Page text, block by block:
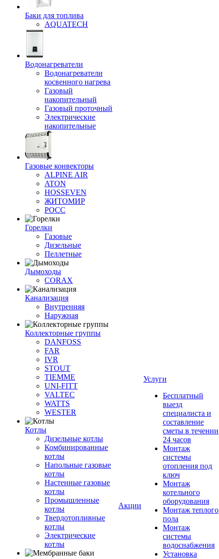
Баки для топлива
AQUATECH
Водонагреватели
Водонагреватели
косвенного нагрева
Газовый
накопительный
Газовый проточный
Электрические
накопительные
Газовые конвекторы
ALPINE AIR
ATON
HOSSEVEN
ЖИТОМИР
РОСС
Горелки
Газовые
Дизельные
Пеллетные
Дымоходы
CORAX
Канализация
Внутренняя
Наружная
Коллекторные группы
DANFOSS
FAR
IVR
STOUT
TIEMME
UNI-FITT
VALTEC
WATTS
WESTER
Котлы
Дизельные котлы
Комбинированные
котлы
Напольные газовые
котлы
Настенные газовые
котлы
Промышленные
котлы
Твердотопливные
котлы
Электрические
котлы
Акции
Услуги
Бесплатный
выезд
специалиста и
составление
сметы в течении
24 часов
Монтаж
системы
отопления под
ключ
Монтаж
котельного
оборудования
Монтаж теплого
пола
Монтаж
системы
водоснабжения
Установка